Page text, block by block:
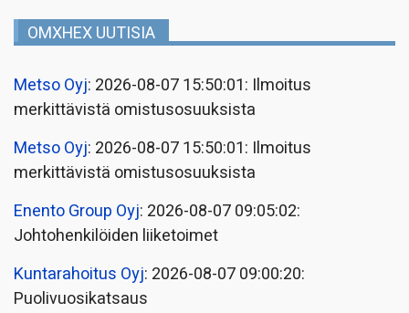
OMXHEX UUTISIA
Metso Oyj: 2026-08-07 15:50:01: Ilmoitus
merkittävistä omistusosuuksista
Metso Oyj: 2026-08-07 15:50:01: Ilmoitus
merkittävistä omistusosuuksista
Enento Group Oyj: 2026-08-07 09:05:02:
Johtohenkilöiden liiketoimet
Kuntarahoitus Oyj: 2026-08-07 09:00:20:
Puolivuosikatsaus